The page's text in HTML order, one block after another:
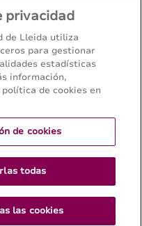
privacidad
de Lleida utiliza
para gestionar
estadísticas
información,
de cookies en
de cookies
todas
las cookies